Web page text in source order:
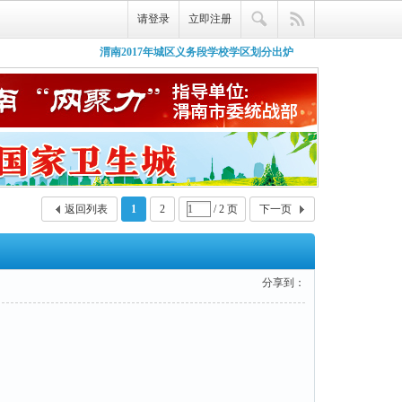
请登录 立即注册
渭南2017年城区义务段学校学区划分出炉
了，赶紧看看你孩子在哪里上学
微信朋友圈【荣耀妈妈帮】栏目全新上线，
宝妈们有什么问题尽管来问吧~
荣耀妈咪酱，这是荣耀渭南网新推出的一款
好吃的酱么？
1 2 / 2 页 下一页
返回列表
分享到：